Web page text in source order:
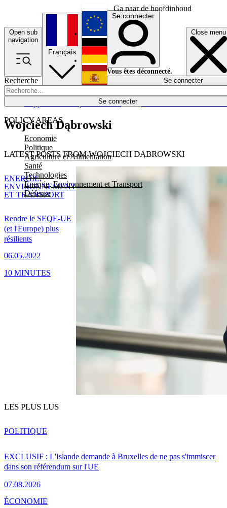
Ga naar de hoofdinhoud
Open sub
navigation
Close menu
Recherche
Se connecter
POLICY AREAS
Economie
Politique
Agriculture et Alimentation
Santé
Technologies
Energie, Environnement et Transport
Défense
Économie
Français
English
Deutsch
Español
Se connecter
Vous êtes déconnecté.
Se connecter
Wojciech Dąbrowski
LATEST POSTS FROM WOJCIECH DĄBROWSKI
Rendre le SEQE-UE
(et l'Europe) plus
résilients
06.05.2022
ENERGIE,
ENVIRONNEMENT
ET TRANSPORT
10 MINUTES
LES PLUS LUS
EXCLUSIF : L'Islande demande à Bruxelles de ne pas s'immiscer
dans son référendum sur l'UE
07.08.2026
POLITIQUE
ÉCONOMIE